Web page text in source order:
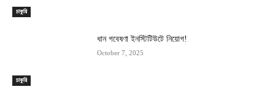
চাকুরি
চাকুরি
ধান গবেষণা ইনস্টিটিউটে নিয়োগ!
October 7, 2025